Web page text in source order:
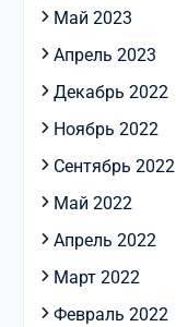
Май 2023
Апрель 2023
Декабрь 2022
Ноябрь 2022
Сентябрь 2022
Май 2022
Апрель 2022
Март 2022
Февраль 2022